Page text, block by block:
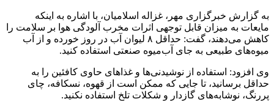
به گزارش خبرگزاری مهر، غزاله اسلامیان، با اشاره به اینکه
مایعات به میزان قابل توجهی اثرات مخرب آلودگی هوا بر سلامت را
کاهش می‌دهند، گفت: حداقل ۸ لیوان آب در روز خورده و از آب
میوه‌های طبیعی به جای آب‌میوه صنعتی استفاده کنید.
وی افزود: استفاده از نوشیدنی‌ها و غذاهای حاوی کافئین را به
حداقل برسانید، تا جایی که ممکن است از قهوه، نسکافه، چای
پررنگ، نوشابه‌های گازدار و شکلات تلخ استفاده نکنید.